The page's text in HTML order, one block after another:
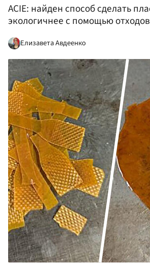
ACIE: найден способ сделать
экологичнее с помощью
Елизавета Авдеенко